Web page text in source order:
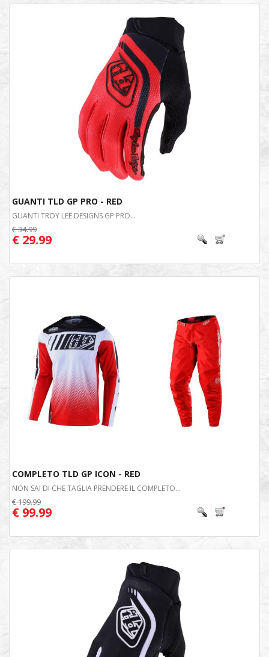
GUANTI TLD GP PRO - RED
GUANTI TROY LEE DESIGNS GP PRO...
€ 34.99
€ 29.99
COMPLETO TLD GP ICON - RED
NON SAI DI CHE TAGLIA PRENDERE IL COMPLETO...
€ 199.99
€ 99.99